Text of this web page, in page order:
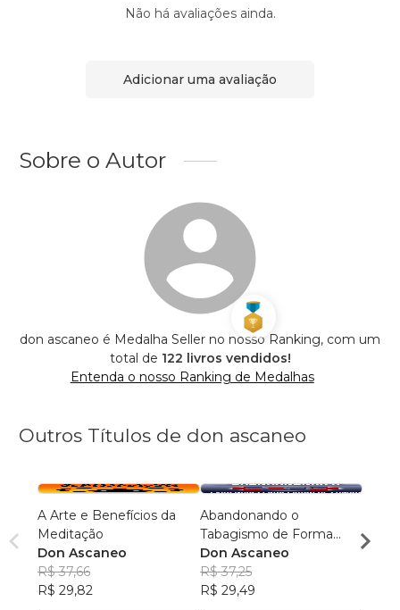
Não há avaliações ainda.
Adicionar uma avaliação
Sobre o Autor
don ascaneo é Medalha Seller no nosso Ranking, com um
total de 122 livros vendidos!
Entenda o nosso Ranking de Medalhas
Outros Títulos de don ascaneo
A Arte e Benefícios da
Meditação
Don Ascaneo
R$ 37,66
R$ 29,82
Abandonando o
Tabagismo de Forma
Definitiva
Don Ascaneo
R$ 37,25
R$ 29,49
Don